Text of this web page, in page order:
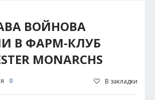
ВОЙНОВА
В ФАРМ-КЛУБ
MONARCHS
0 В закладки